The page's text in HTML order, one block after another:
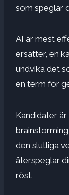
som speglar
AI är mest
ersätter, en
undvika det
en term för
Kandidater
den slutliga
återspeglar
röst.